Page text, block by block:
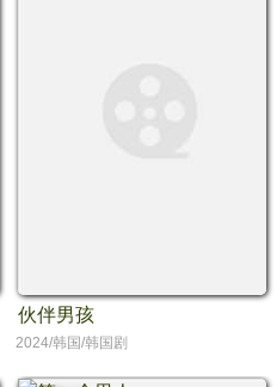
伙伴男孩
2024/韩国/韩国剧